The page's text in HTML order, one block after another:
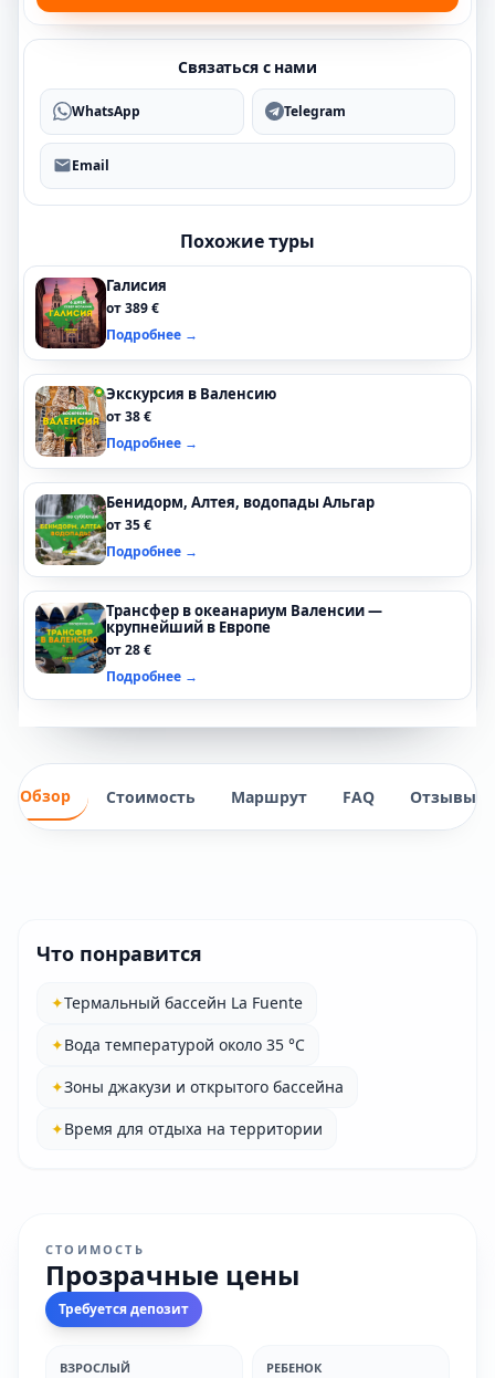
Связаться с нами
WhatsApp Telegram
Email
Похожие туры
Галисия
от 389 €
Подробнее →
Экскурсия в Валенсию
от 38 €
Подробнее →
Бенидорм, Алтея, водопады Альгар
от 35 €
Подробнее →
Трансфер в океанариум Валенсии —
крупнейший в Европе
от 28 €
Подробнее →
Обзор Стоимость Маршрут FAQ Отзывы
Что понравится
✦Термальный бассейн La Fuente
✦Вода температурой около 35 °C
✦Зоны джакузи и открытого бассейна
✦Время для отдыха на территории
СТОИМОСТЬ
Прозрачные цены
Требуется депозит
ВЗРОСЛЫЙ РЕБЕНОК